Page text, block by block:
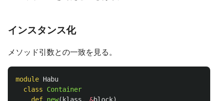
インスタンス化
メソッド引数との一致を見る。
module Habu
class
Container